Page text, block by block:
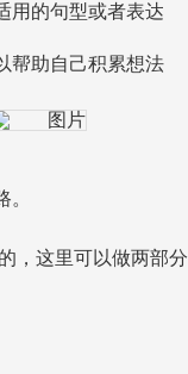
用的句型或者表达
帮助自己积累想法
，这里可以做两部分